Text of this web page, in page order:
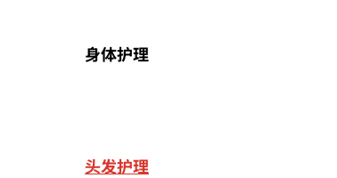
身体护理
头发护理